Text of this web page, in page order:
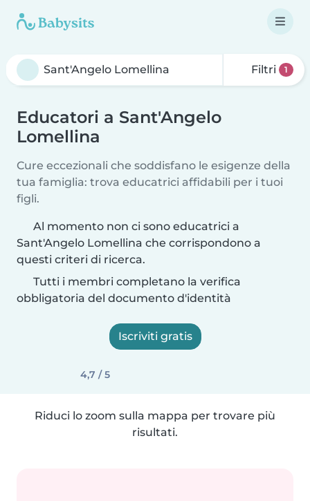
Filtri 1
Educatori a Sant'Angelo
Lomellina
Cure eccezionali che soddisfano le esigenze della
tua famiglia: trova educatrici affidabili per i tuoi
figli.
Al momento non ci sono educatrici a
Sant'Angelo Lomellina che corrispondono a
questi criteri di ricerca.
Tutti i membri completano la verifica
obbligatoria del documento d'identità
Iscriviti gratis
4,7 / 5
Riduci lo zoom sulla mappa per trovare più
risultati.